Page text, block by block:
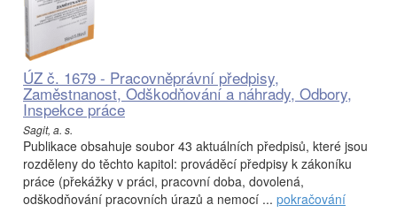
ÚZ č. 1679 - Pracovněprávní předpisy,
Zaměstnanost, Odškodňování a náhrady, Odbory,
Inspekce práce
Sagit, a. s.
Publikace obsahuje soubor 43 aktuálních předpisů, které jsou
rozděleny do těchto kapitol: prováděcí předpisy k zákoníku
práce (překážky v práci, pracovní doba, dovolená,
odškodňování pracovních úrazů a nemocí ... pokračování